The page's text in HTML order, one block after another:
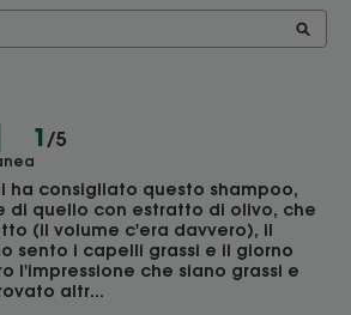
1 /5
ha consigliato questo shampoo,
di quello con estratto di olivo, che
(il volume c'era davvero), il
sento i capelli grassi e il giorno
l'impressione che siano grassi e
altr...